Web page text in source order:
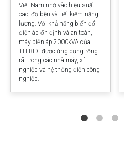
Việt Nam nhờ vào hiệu suất
cao, độ bền và tiết kiệm năng
lượng. Với khả năng biến đổi
điện áp ổn định và an toàn,
máy biến áp 2000kVA của
THIBIDI được ứng dụng rộng
rãi trong các nhà máy, xí
nghiệp và hệ thống điện công
nghiệp.